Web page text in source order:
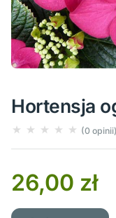
Hortensja
(0 opinii)
26,00 zł